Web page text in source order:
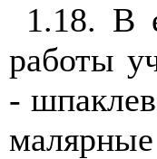
1.18. В
работы
-